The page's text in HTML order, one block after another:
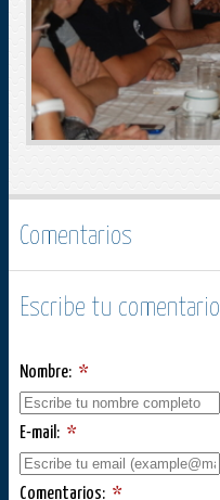
Comentarios
Escribe tu comentario
Nombre: *
E-mail: *
Comentarios: *